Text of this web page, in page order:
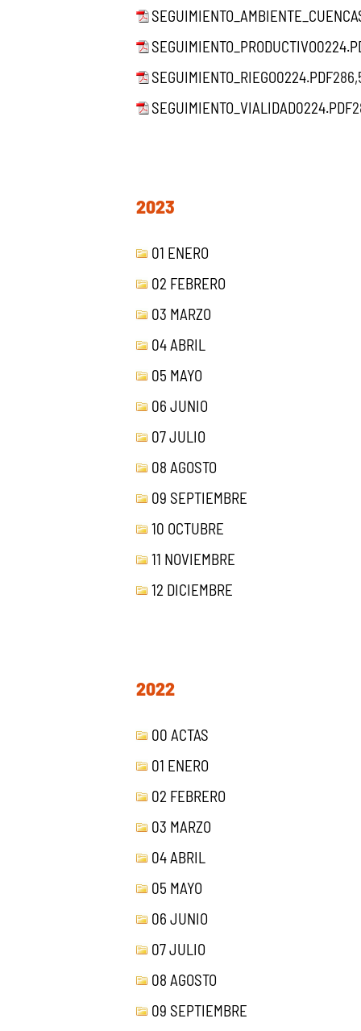
SEGUIMIENTO_RIEGO0224.PDF
SEGUIMIENTO_VIALIDAD0224.PDF
2023
01 ENERO
02 FEBRERO
03 MARZO
04 ABRIL
05 MAYO
06 JUNIO
07 JULIO
08 AGOSTO
09 SEPTIEMBRE
10 OCTUBRE
11 NOVIEMBRE
12 DICIEMBRE
2022
00 ACTAS
01 ENERO
02 FEBRERO
03 MARZO
04 ABRIL
05 MAYO
06 JUNIO
07 JULIO
08 AGOSTO
09 SEPTIEMBRE